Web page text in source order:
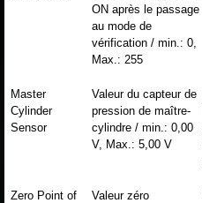
ON après le passage
au mode de
vérification / min.: 0,
Max.: 255
Master
Cylinder
Sensor
Valeur du capteur de
pression de maître-
cylindre / min.: 0,00
V, Max.: 5,00 V
Zero Point of
Valeur zéro